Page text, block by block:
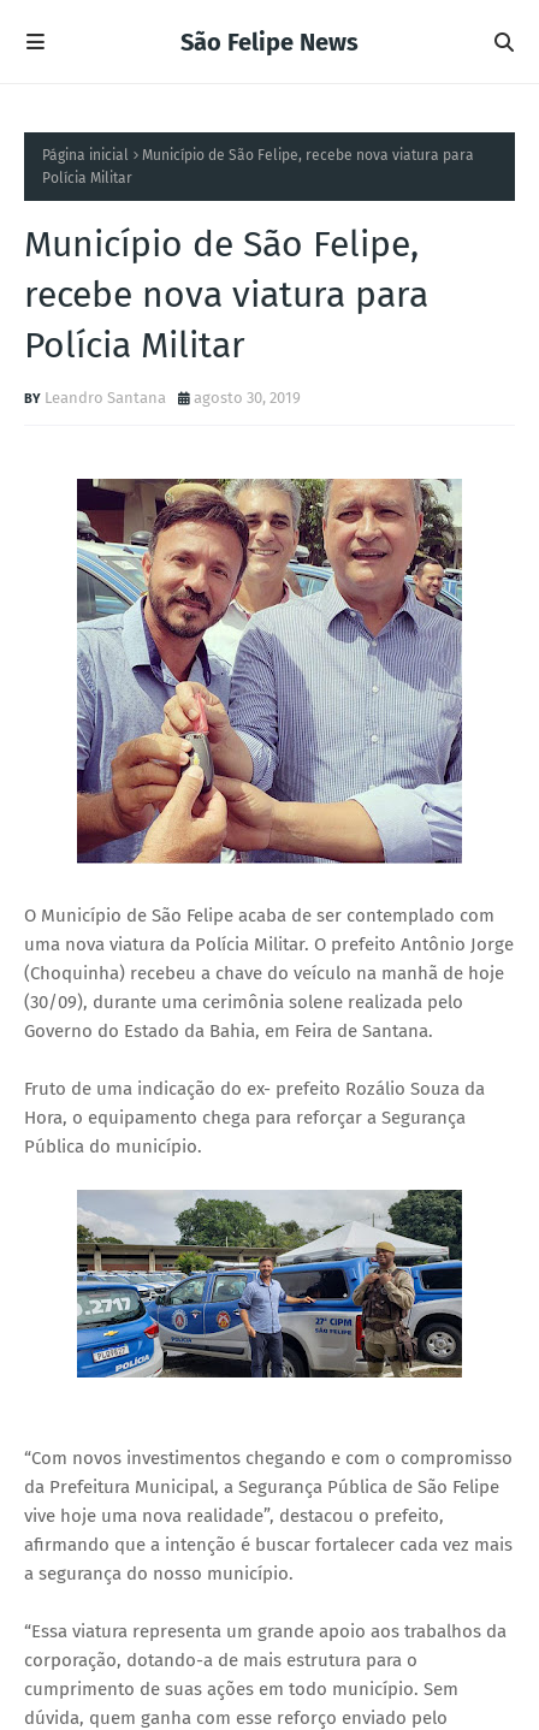
São Felipe News
Página inicial
Município de São Felipe, recebe nova viatura para
Polícia Militar
Município de São Felipe,
recebe nova viatura para
Polícia Militar
Leandro Santana agosto 30, 2019
O Município de São Felipe acaba de ser contemplado com
uma nova viatura da Polícia Militar. O prefeito Antônio Jorge
(Choquinha) recebeu a chave do veículo na manhã de hoje
(30/09), durante uma cerimônia solene realizada pelo
Governo do Estado da Bahia, em Feira de Santana.
Fruto de uma indicação do ex- prefeito Rozálio Souza da
Hora, o equipamento chega para reforçar a Segurança
Pública do município.
“Com novos investimentos chegando e com o compromisso
da Prefeitura Municipal, a Segurança Pública de São Felipe
vive hoje uma nova realidade”, destacou o prefeito,
afirmando que a intenção é buscar fortalecer cada vez mais
a segurança do nosso município.
“Essa viatura representa um grande apoio aos trabalhos da
corporação, dotando-a de mais estrutura para o
cumprimento de suas ações em todo município. Sem
dúvida, quem ganha com esse reforço enviado pelo